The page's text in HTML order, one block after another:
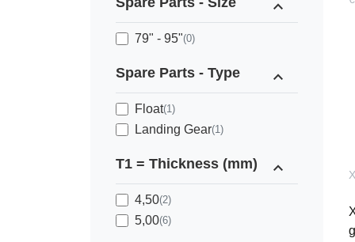
expand_less
79" - 95"(0)
Spare Parts - Type expand_less
Float(1)
Landing Gear(1)
T1 = Thickness (mm) expand_less
4,50(2)
5,00(6)